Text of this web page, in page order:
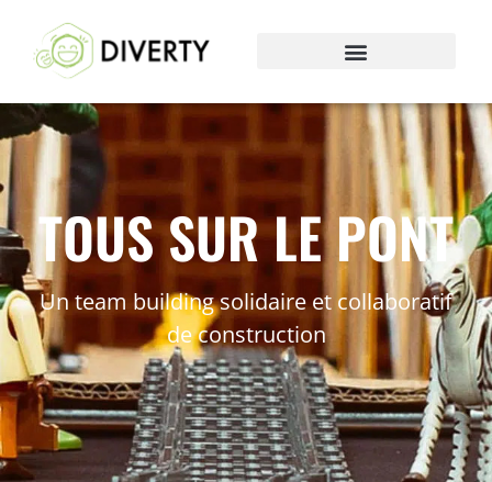
TOUS SUR LE PONT
Un team building solidaire et collaboratif
de construction